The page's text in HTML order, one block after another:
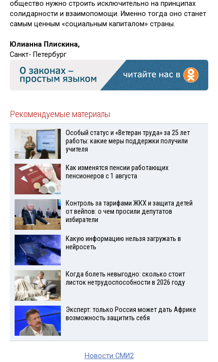
общество нужно строить исключительно на принципах
соли­дарности и взаимопомощи. Именно тогда оно станет
самым ценным «со­циальным капиталом» страны.
Юлианна Плискина,
Санкт- Петербург
Рекомендуемые материалы
Особый статус и «Ветеран труда» за 25 лет
работы: какие меры поддержки получили
учителя
Как изменятся пенсии работающих
пенсионеров с 1 августа
Контроль за тарифами ЖКХ и защита детей
от вейпов: о чем просили депутатов
избиратели
Какую информацию нельзя загружать в
нейросеть
Когда болеть невыгодно: сколько стоит
листок нетрудоспособности в 2026 году
Эксперт: только Россия может дать Африке
возможность защитить себя
Новости СМИ2